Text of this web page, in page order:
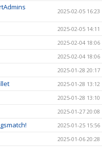
2025-02-05 16:23
2025-02-05 14:11
2025-02-04 18:06
2025-02-04 18:06
2025-01-28 20:17
2025-01-28 13:12
2025-01-28 13:10
2025-01-27 20:08
2025-01-25 15:56
2025-01-06 20:28